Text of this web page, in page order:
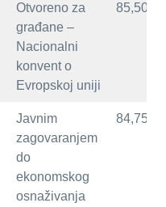
Otvoreno za
građane –
Nacionalni
konvent o
Evropskoj uniji
85,50
Javnim
zagovaranjem
do
ekonomskog
osnaživanja
84,75